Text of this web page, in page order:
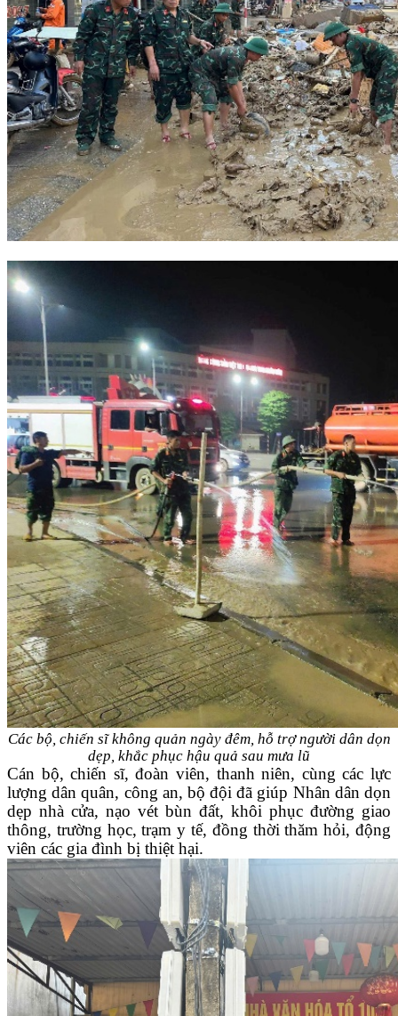
Các bộ, chiến sĩ không quản ngày đêm, hỗ trợ người dân dọn
dẹp, khắc phục hậu quả sau mưa lũ
Cán bộ, chiến sĩ, đoàn viên, thanh niên, cùng các lực
lượng dân quân, công an, bộ đội đã giúp Nhân dân dọn
dẹp nhà cửa, nạo vét bùn đất, khôi phục đường giao
thông, trường học, trạm y tế, đồng thời thăm hỏi, động
viên các gia đình bị thiệt hại.